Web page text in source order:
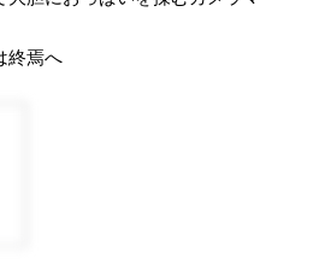
終焉へ